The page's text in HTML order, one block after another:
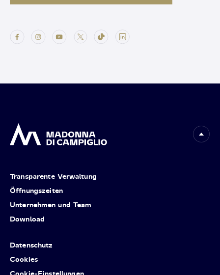
Transparente Verwaltung
Öffnungszeiten
Unternehmen und Team
Download
Datenschutz
Cookies
Cookie-Einstellungen